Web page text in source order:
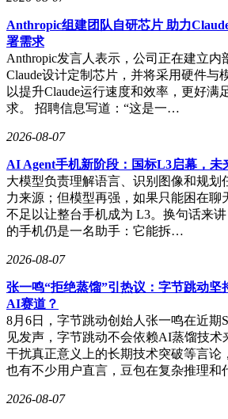
Anthropic组建团队自研芯片 助力
署需求
Anthropic发言人表示，公司正在建立内
Claude设计定制芯片，并将采用硬件与
以提升Claude运行速度和效率，更好满
求。 招聘信息写道：“这是一…
2026-08-07
AI Agent手机新阶段：国标L3启幕，未
大模型负责理解语言、识别图像和规划
力来源；但模型再强，如果只能困在聊
不足以让整台手机成为 L3。换句话来
的手机仍是一名助手：它能拆…
2026-08-07
张一鸣“拒绝蒸馏”引热议：字节跳动坚
AI赛道？
8月6日，字节跳动创始人张一鸣在近期
见发声，字节跳动不会依赖AI蒸馏技术
干扰真正意义上的长期技术突破等言论
也有不少用户直言，豆包在复杂推理
2026-08-07